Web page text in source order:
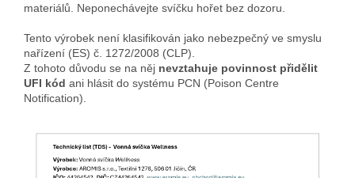
materiálů. Neponechávejte svíčku hořet bez dozoru.
Tento výrobek není klasifikován jako nebezpečný ve smyslu
nařízení (ES) č. 1272/2008 (CLP).
Z tohoto důvodu se na něj nevztahuje povinnost přidělit
UFI kód ani hlásit do systému PCN (Poison Centre
Notification).